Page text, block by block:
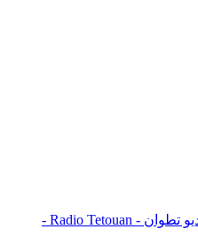
راديو تطوان - Radio Tetouan -